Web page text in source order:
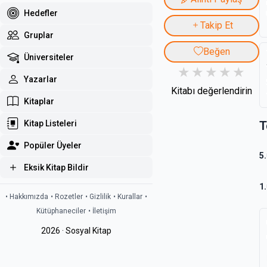
Hedefler
Gruplar
Üniversiteler
Yazarlar
Kitaplar
Kitap Listeleri
Popüler Üyeler
Eksik Kitap Bildir
• Hakkımızda • Rozetler • Gizlilik • Kurallar •
Kütüphaneciler • İletişim
2026 · Sosyal Kitap
Takip Et
Beğen
Kitabı değerlendirin